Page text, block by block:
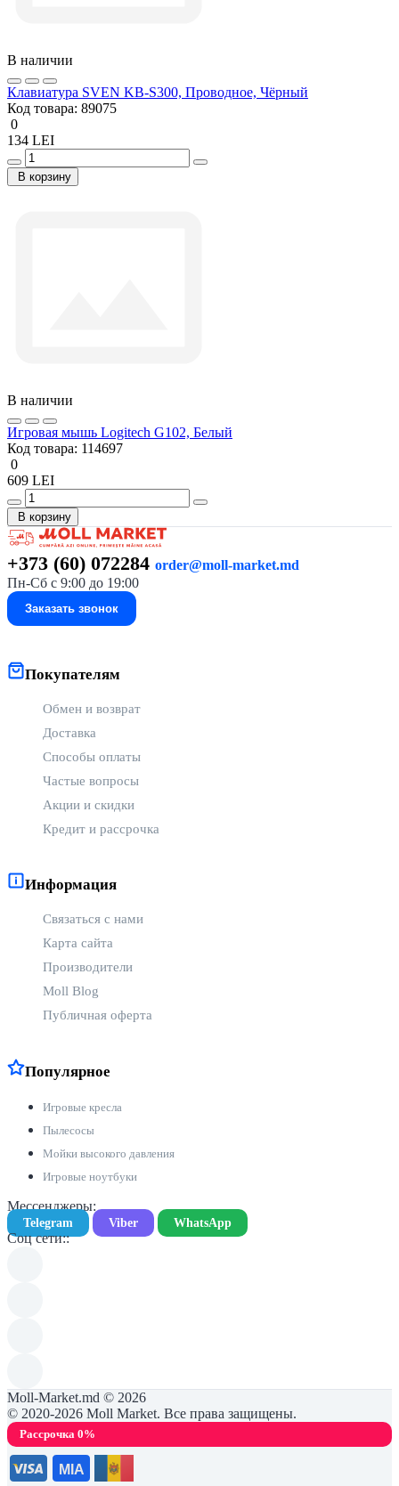
В наличии
Клавиатура SVEN KB-S300, Проводное, Чёрный
Код товара: 89075
0
134 LEI
В корзину
В наличии
Игровая мышь Logitech G102, Белый
Код товара: 114697
0
609 LEI
В корзину
+373 (60) 072284 order@moll-market.md
Пн-Сб с 9:00 до 19:00
Заказать звонок
Покупателям
Обмен и возврат
Доставка
Способы оплаты
Частые вопросы
Акции и скидки
Кредит и рассрочка
Информация
Связаться с нами
Карта сайта
Производители
Moll Blog
Публичная оферта
Популярное
Игровые кресла
Пылесосы
Мойки высокого давления
Игровые ноутбуки
Мессенджеры:
Telegram Viber WhatsApp
Соц сети::
Moll-Market.md © 2026
© 2020-2026 Moll Market. Все права защищены.
Рассрочка 0%